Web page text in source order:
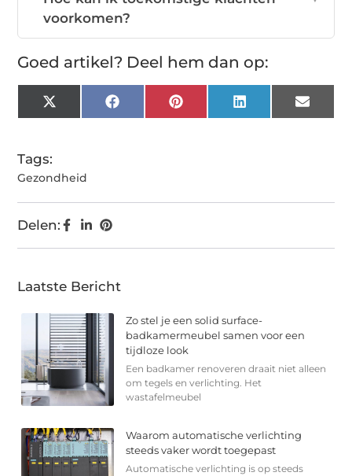
voorkomen?
Goed artikel? Deel hem dan op:
X
(Twitter)
FacebookPinterest LinkedIn Email
Tags:
Gezondheid
Delen:
Laatste Bericht
Zo stel je een solid surface-
badkamermeubel samen voor een
tijdloze look
Een badkamer renoveren draait niet alleen
om tegels en verlichting. Het
wastafelmeubel
Waarom automatische verlichting
steeds vaker wordt toegepast
Automatische verlichting is op steeds